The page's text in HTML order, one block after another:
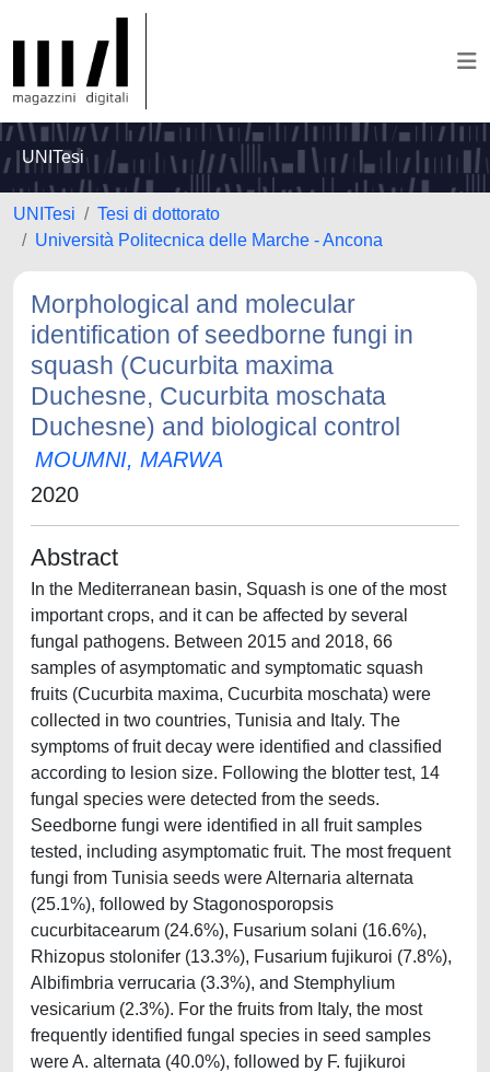
UNITesi
UNITesi
Tesi di dottorato
Università Politecnica delle Marche - Ancona
Morphological and molecular
identification of seedborne fungi in
squash (Cucurbita maxima
Duchesne, Cucurbita moschata
Duchesne) and biological control
MOUMNI, MARWA
2020
Abstract
In the Mediterranean basin, Squash is one of the most
important crops, and it can be affected by several
fungal pathogens. Between 2015 and 2018, 66
samples of asymptomatic and symptomatic squash
fruits (Cucurbita maxima, Cucurbita moschata) were
collected in two countries, Tunisia and Italy. The
symptoms of fruit decay were identified and classified
according to lesion size. Following the blotter test, 14
fungal species were detected from the seeds.
Seedborne fungi were identified in all fruit samples
tested, including asymptomatic fruit. The most frequent
fungi from Tunisia seeds were Alternaria alternata
(25.1%), followed by Stagonosporopsis
cucurbitacearum (24.6%), Fusarium solani (16.6%),
Rhizopus stolonifer (13.3%), Fusarium fujikuroi (7.8%),
Albifimbria verrucaria (3.3%), and Stemphylium
vesicarium (2.3%). For the fruits from Italy, the most
frequently identified fungal species in seed samples
were A. alternata (40.0%), followed by F. fujikuroi